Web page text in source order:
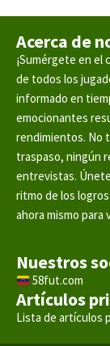
Acerca de
¡Sumérgete en el
de todos los
informado en
emocionantes
rendimientos. No
traspaso, ningún
entrevistas.
ritmo de los
ahora mismo
Nuestros
58fut.com
Artículos
Lista de artículos